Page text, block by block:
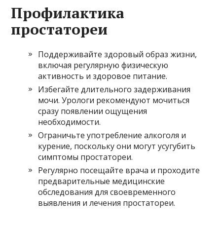
Профилактика
простатореи
Поддерживайте здоровый образ жизни,
включая регулярную физическую
активность и здоровое питание.
Избегайте длительного задерживания
мочи. Урологи рекомендуют мочиться
сразу появлении ощущения
необходимости.
Ограничьте употребление алкоголя и
курение, поскольку они могут усугубить
симптомы простатореи.
Регулярно посещайте врача и проходите
предварительные медицинские
обследования для своевременного
выявления и лечения простатореи.